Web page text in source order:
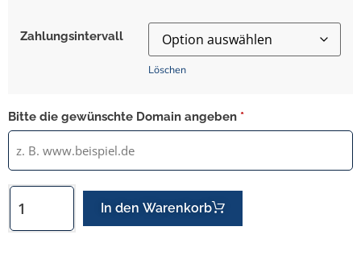
Zahlungsintervall
Löschen
Bitte die gewünschte Domain angeben *
In den Warenkorb